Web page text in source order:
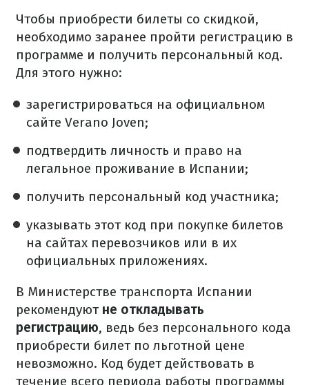
Чтобы приобрести билеты со скидкой,
необходимо заранее пройти регистрацию в
программе и получить персональный код.
Для этого нужно:
зарегистрироваться на официальном
сайте Verano Joven;
подтвердить личность и право на
легальное проживание в Испании;
получить персональный код участника;
указывать этот код при покупке билетов
на сайтах перевозчиков или в их
официальных приложениях.
В Министерстве транспорта Испании
рекомендуют не откладывать
регистрацию, ведь без персонального кода
приобрести билет по льготной цене
невозможно. Код будет действовать в
течение всего периода работы программы